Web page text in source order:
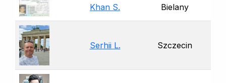
Khan S. Bielany
Serhii L. Szczecin